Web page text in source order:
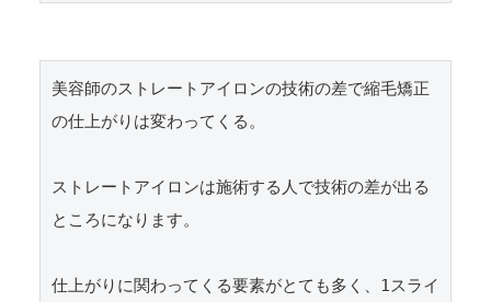
美容師のストレートアイロンの技術の差で縮毛矯正
の仕上がりは変わってくる。
ストレートアイロンは施術する人で技術の差が出る
ところになります。
仕上がりに関わってくる要素がとても多く、1スライ